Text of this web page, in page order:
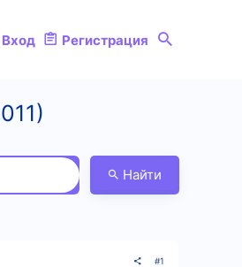
Вход Регистрация
Найти
#1